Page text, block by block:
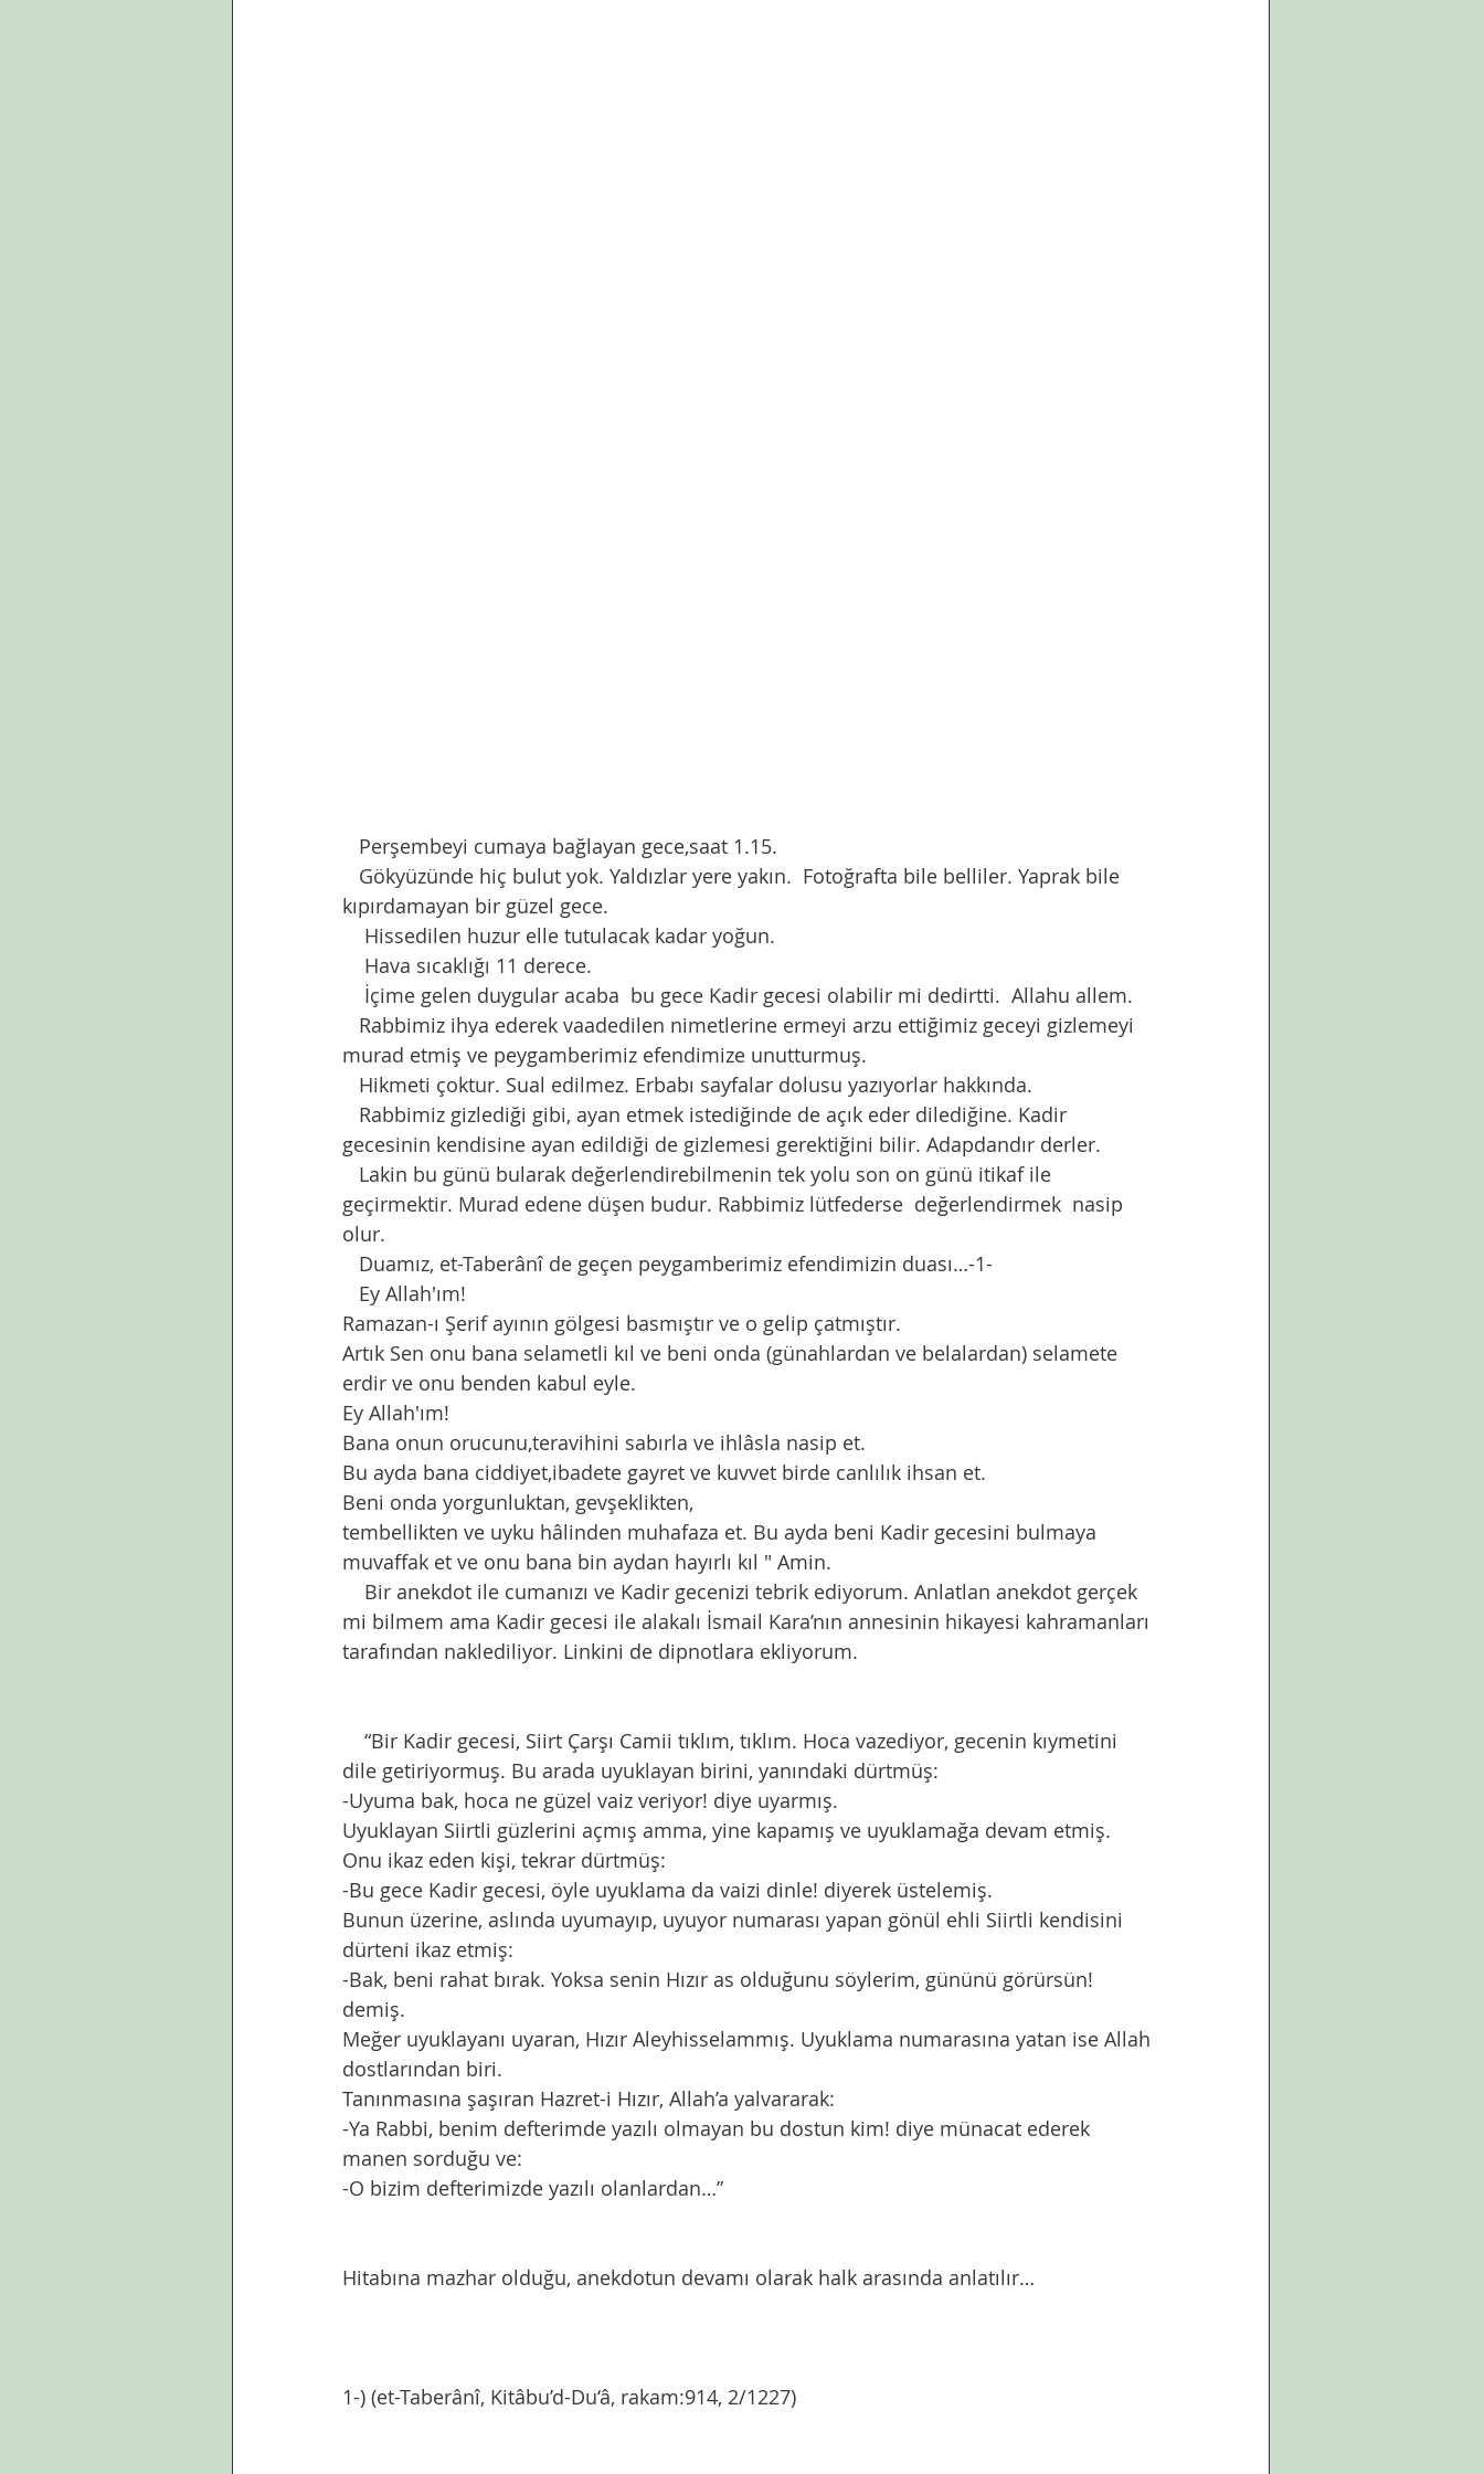
   Perşembeyi cumaya bağlayan gece,saat 1.15.
kıpırdamayan bir güzel gece.
    Hissedilen huzur elle tutulacak kadar yoğun.
    Hava sıcaklığı 11 derece.
    İçime gelen duygular acaba  bu gece Kadir gecesi olabilir mi dedirtti.  Allahu allem.
murad etmiş ve peygamberimiz efendimize unutturmuş.
   Hikmeti çoktur. Sual edilmez. Erbabı sayfalar dolusu yazıyorlar hakkında.
gecesinin kendisine ayan edildiği de gizlemesi gerektiğini bilir. Adapdandır derler.
geçirmektir. Murad edene düşen budur. Rabbimiz lütfederse  değerlendirmek  nasip
olur.
   Duamız, et-Taberânî de geçen peygamberimiz efendimizin duası…-1-
   Ey Allah'ım!
Ramazan-ı Şerif ayının gölgesi basmıştır ve o gelip çatmıştır.
Artık Sen onu bana selametli kıl ve beni onda (günahlardan ve belalardan) selamete
erdir ve onu benden kabul eyle.
Ey Allah'ım!
Bana onun orucunu,teravihini sabırla ve ihlâsla nasip et.
Bu ayda bana ciddiyet,ibadete gayret ve kuvvet birde canlılık ihsan et.
Beni onda yorgunluktan, gevşeklikten,
tembellikten ve uyku hâlinden muhafaza et. Bu ayda beni Kadir gecesini bulmaya
muvaffak et ve onu bana bin aydan hayırlı kıl " Amin.
mi bilmem ama Kadir gecesi ile alakalı İsmail Kara’nın annesinin hikayesi kahramanları
tarafından naklediliyor. Linkini de dipnotlara ekliyorum.
dile getiriyormuş. Bu arada uyuklayan birini, yanındaki dürtmüş:
-Uyuma bak, hoca ne güzel vaiz veriyor! diye uyarmış.
Uyuklayan Siirtli güzlerini açmış amma, yine kapamış ve uyuklamağa devam etmiş.
Onu ikaz eden kişi, tekrar dürtmüş:
-Bu gece Kadir gecesi, öyle uyuklama da vaizi dinle! diyerek üstelemiş.
Bunun üzerine, aslında uyumayıp, uyuyor numarası yapan gönül ehli Siirtli kendisini
dürteni ikaz etmiş:
-Bak, beni rahat bırak. Yoksa senin Hızır as olduğunu söylerim, gününü görürsün!
demiş.
Meğer uyuklayanı uyaran, Hızır Aleyhisselammış. Uyuklama numarasına yatan ise Allah
dostlarından biri.
Tanınmasına şaşıran Hazret-i Hızır, Allah’a yalvararak:
-Ya Rabbi, benim defterimde yazılı olmayan bu dostun kim! diye münacat ederek
manen sorduğu ve:
-O bizim defterimizde yazılı olanlardan…”
Hitabına mazhar olduğu, anekdotun devamı olarak halk arasında anlatılır…
1-) (et-Taberânî, Kitâbu’d-Du‘â, rakam:914, 2/1227)